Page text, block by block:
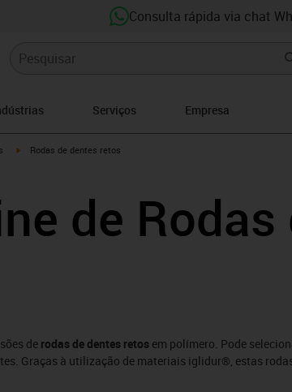
Consulta rápida via chat
Serviços Empresa
igus-icon-arrow-right
Rodas de dentes retos
de
de rodas de dentes retos em polímero. Pode
Graças à utilização de materiais iglidur®, estas